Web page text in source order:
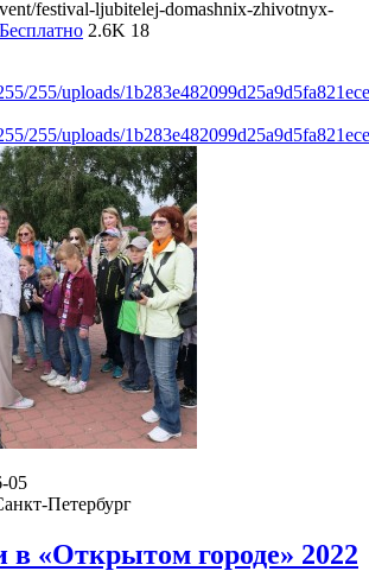
festival-ljubitelej-domashnix-zhivotnyx-
Бесплатно 2.6K 18
255/uploads/
255/uploads/
05
Петербург
в «Открытом городе» 2022